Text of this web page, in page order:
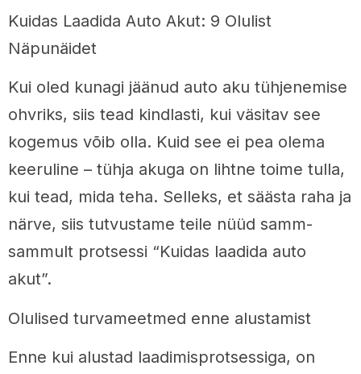
Kuidas Laadida Auto Akut: 9 Olulist
Näpunäidet
Kui oled kunagi jäänud auto aku tühjenemise
ohvriks, siis tead kindlasti, kui väsitav see
kogemus võib olla. Kuid see ei pea olema
keeruline – tühja akuga on lihtne toime tulla,
kui tead, mida teha. Selleks, et säästa raha ja
närve, siis tutvustame teile nüüd samm-
sammult protsessi “Kuidas laadida auto
akut”.
Olulised turvameetmed enne alustamist
Enne kui alustad laadimisprotsessiga, on